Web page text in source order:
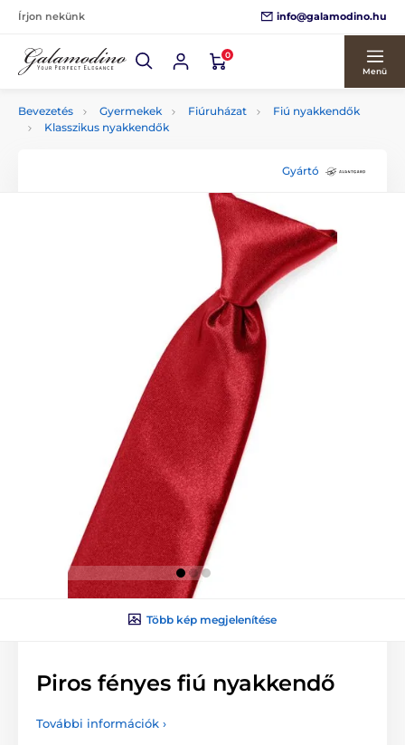
Írjon nekünk info@galamodino.hu
0
Menü
Bevezetés Gyermekek Fiúruházat
Fiú nyakkendők
Klasszikus nyakkendők
Gyártó
Több kép megjelenítése
Piros fényes fiú nyakkendő
További információk ›